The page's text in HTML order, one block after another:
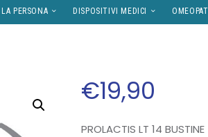
€19,90
PROLACTIS LT 14 BUSTINE